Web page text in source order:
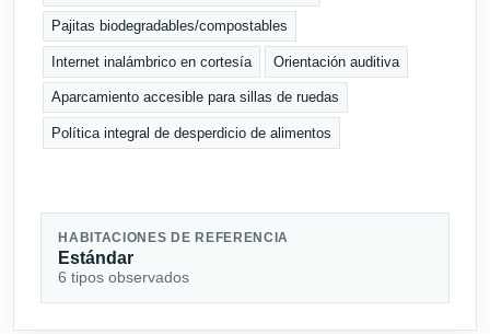
Pajitas biodegradables/compostables
Internet inalámbrico en cortesía Orientación auditiva
Aparcamiento accesible para sillas de ruedas
Política integral de desperdicio de alimentos
HABITACIONES DE REFERENCIA
Estándar
6 tipos observados